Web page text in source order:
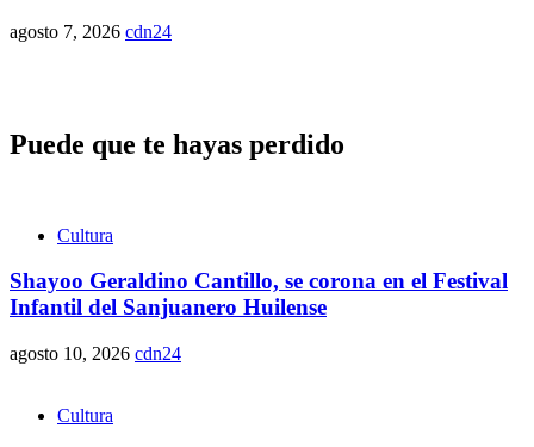
agosto 7, 2026 cdn24
Puede que te hayas perdido
Cultura
Shayoo Geraldino Cantillo, se corona en el Festival
Infantil del Sanjuanero Huilense
agosto 10, 2026 cdn24
Cultura